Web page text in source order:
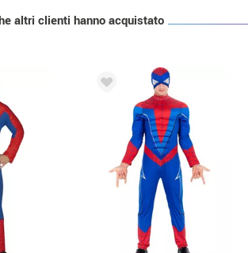
altri clienti hanno acquistato